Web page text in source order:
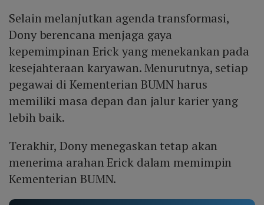
Selain melanjutkan agenda transformasi,
Dony berencana menjaga gaya
kepemimpinan Erick yang menekankan pada
kesejahteraan karyawan. Menurutnya, setiap
pegawai di Kementerian BUMN harus
memiliki masa depan dan jalur karier yang
lebih baik.
Terakhir, Dony menegaskan tetap akan
menerima arahan Erick dalam memimpin
Kementerian BUMN.